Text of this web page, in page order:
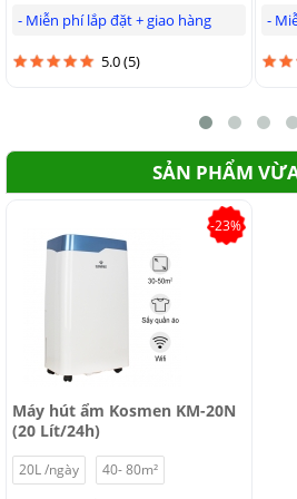
Mua máy hút ẩm Kosmen chính
Mọi nhu cầu tư vấn xin quý khách vui
Công ty Cổ Phần Thương Mại
- Miễn phí lắp đặt + giao hàng
5.0 (5)
-
SẢN PHẨM
-23%
Máy hút ẩm Kosmen KM-20N
(20 Lít/24h)
20L /ngày 40- 80m²